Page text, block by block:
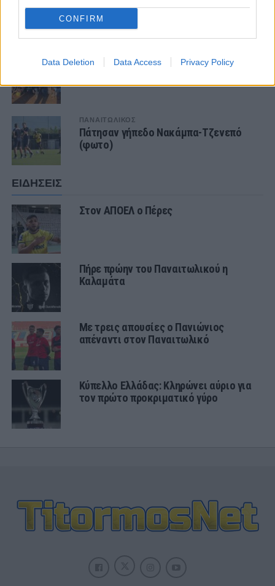
CONFIRM
Data Deletion Data Access Privacy Policy
ΤΕΛΕΥΤΑΙΑ ΝΕΑ
ΠΑΝΑΙΤΩΛΙΚΟΣ
Ο υπέροχος Μάρβελους Νακάμπα
ΠΑΝΑΙΤΩΛΙΚΟΣ
Πάτησαν γήπεδο Νακάμπα-Τζενεπό
(φωτο)
ΕΙΔΗΣΕΙΣ
Στον ΑΠΟΕΛ ο Πέρες
Πήρε πρώην του Παναιτωλικού η
Καλαμάτα
Με τρεις απουσίες ο Πανιώνιος
απέναντι στον Παναιτωλικό
Κύπελλο Ελλάδας: Κληρώνει αύριο για
τον πρώτο προκριματικό γύρο